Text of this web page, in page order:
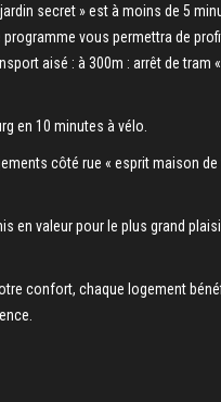
secret » est à moins de 5
vous permettra de
aisé : à 300m : arrêt de tram «
en 10 minutes à vélo.
côté rue « esprit maison
en valeur pour le plus grand
confort, chaque logement